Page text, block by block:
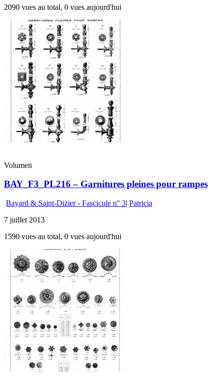
2090 vues au total, 0 vues aujourd'hui
Volumen
BAY_F3_PL216 – Garnitures pleines pour rampes
Bayard & Saint-Dizier - Fascicule n° 3| Patricia
7 juillet 2013
1590 vues au total, 0 vues aujourd'hui